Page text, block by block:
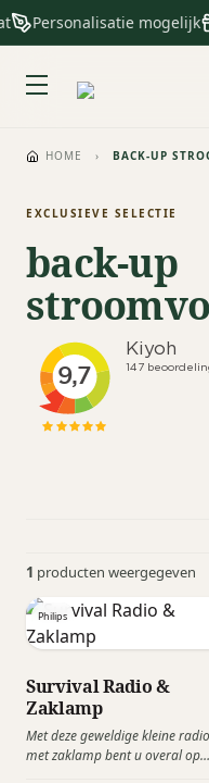
Personalisatie mogelijk
HOME › BACK-UP
EXCLUSIEVE SELECTIE
back-up
1 producten weergegeven
Philips
Survival Radio &
Zaklamp
Met deze geweldige kleine radio
met zaklamp bent u overal op